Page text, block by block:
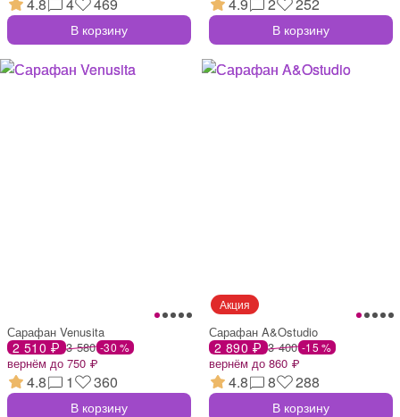
В корзину В корзину
Сарафан Venusita
2 510 ₽ 3 580 -30 %
вернём до 750 ₽
4.8 1 360
В корзину
Сарафан A&Ostudio
2 890 ₽ 3 400 -15 %
вернём до 860 ₽
4.8 8 288
В корзину